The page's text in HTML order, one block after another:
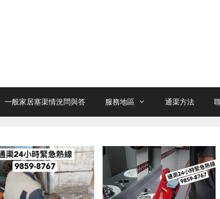
一般家居塞渠情況問與答 服務地區 通渠方法